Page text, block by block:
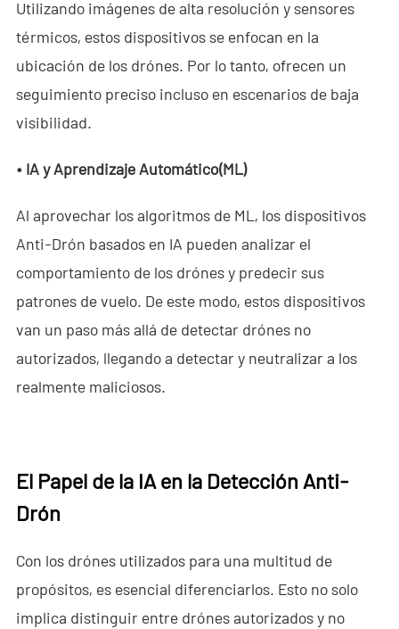
Sala de Noticias
- Noticias de la Compañía
- Blog
- Descargar
Servicios
- Programa de Promoción de Muestra
Contacto
- EN
Utilizando imágenes de alta resolución y sensores
térmicos, estos dispositivos se enfocan en la
ubicación de los drónes. Por lo tanto, ofrecen un
seguimiento preciso incluso en escenarios de baja
visibilidad.
• IA yAprendizaje Automático(ML)
Al aprovechar los algoritmos de ML, los dispositivos
Anti-Drón basados en IA pueden analizar el
comportamiento de los drónes y predecir sus
patrones de vuelo. De este modo, estos dispositivos
van un paso más allá de detectar drónes no
autorizados, llegando a detectar y neutralizar a los
realmente maliciosos.
El Papel de la IA en la Detección Anti-
Drón
Con los drónes utilizados para una multitud de
propósitos, es esencial diferenciarlos. Esto no solo
implica distinguir entre drónes autorizados y no